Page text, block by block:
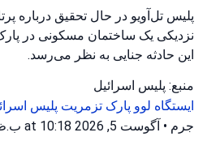
پلیس تل‌آویو در حال تحقیق درباره
نزدیکی یک ساختمان مسکونی در
این حادثه جنایی به نظر می‌رسد.
منبع: پلیس اسرائیل
ایستگاه لوو پارک تزمریت پلیس
جرم • آگوست 5, 2026 at 10:18 ب.ظ